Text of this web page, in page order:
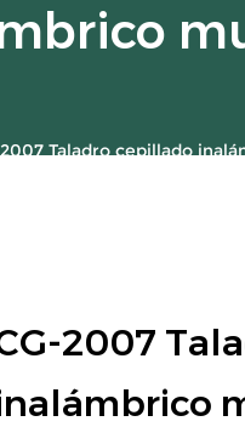
Taladro cepillado
2007